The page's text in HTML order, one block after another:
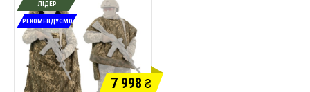
ЛІДЕР
РЕКОМЕНДУЄМО
7 998 ₴